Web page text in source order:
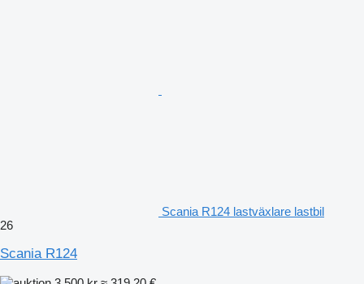
Scania R124 lastväxlare lastbil
26
Scania R124